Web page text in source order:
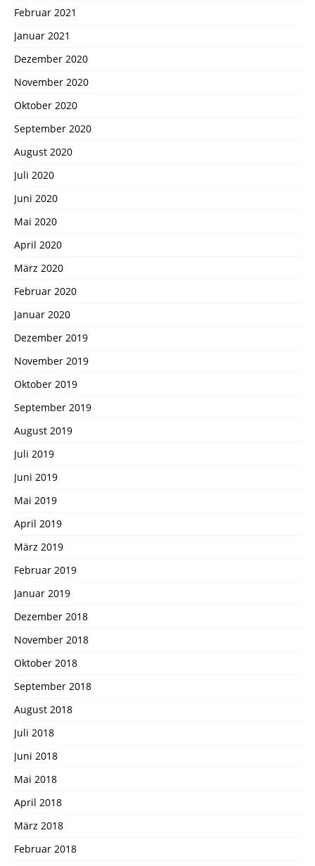
Februar 2021
Januar 2021
Dezember 2020
November 2020
Oktober 2020
September 2020
August 2020
Juli 2020
Juni 2020
Mai 2020
April 2020
März 2020
Februar 2020
Januar 2020
Dezember 2019
November 2019
Oktober 2019
September 2019
August 2019
Juli 2019
Juni 2019
Mai 2019
April 2019
März 2019
Februar 2019
Januar 2019
Dezember 2018
November 2018
Oktober 2018
September 2018
August 2018
Juli 2018
Juni 2018
Mai 2018
April 2018
März 2018
Februar 2018